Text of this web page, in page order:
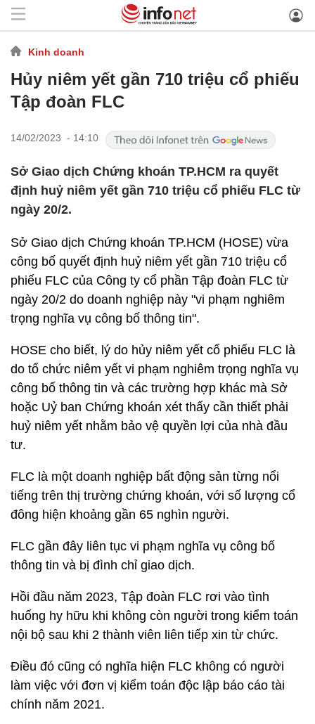
Kinh doanh
Hủy niêm yết gần 710 triệu cổ phiếu
Tập đoàn FLC
14/02/2023 - 14:10
Sở Giao dịch Chứng khoán TP.HCM ra quyết
định huỷ niêm yết gần 710 triệu cổ phiếu FLC từ
ngày 20/2.
Sở Giao dịch Chứng khoán TP.HCM (HOSE) vừa
công bố quyết định huỷ niêm yết gần 710 triệu cổ
phiếu FLC của Công ty cổ phần Tập đoàn FLC từ
ngày 20/2 do doanh nghiệp này "vi phạm nghiêm
trọng nghĩa vụ công bố thông tin".
HOSE cho biết, lý do hủy niêm yết cổ phiếu FLC là
do tổ chức niêm yết vi phạm nghiêm trọng nghĩa vụ
công bố thông tin và các trường hợp khác mà Sở
hoặc Uỷ ban Chứng khoán xét thấy cần thiết phải
huỷ niêm yết nhằm bảo vệ quyền lợi của nhà đầu
tư.
FLC là một doanh nghiệp bất động sản từng nổi
tiếng trên thị trường chứng khoán, với số lượng cổ
đông hiện khoảng gần 65 nghìn người.
FLC gần đây liên tục vi phạm nghĩa vụ công bố
thông tin và bị đình chỉ giao dịch.
Hồi đầu năm 2023, Tập đoàn FLC rơi vào tình
huống hy hữu khi không còn người trong kiểm toán
nội bộ sau khi 2 thành viên liên tiếp xin từ chức.
Điều đó cũng có nghĩa hiện FLC không có người
làm việc với đơn vị kiểm toán độc lập báo cáo tài
chính năm 2021.